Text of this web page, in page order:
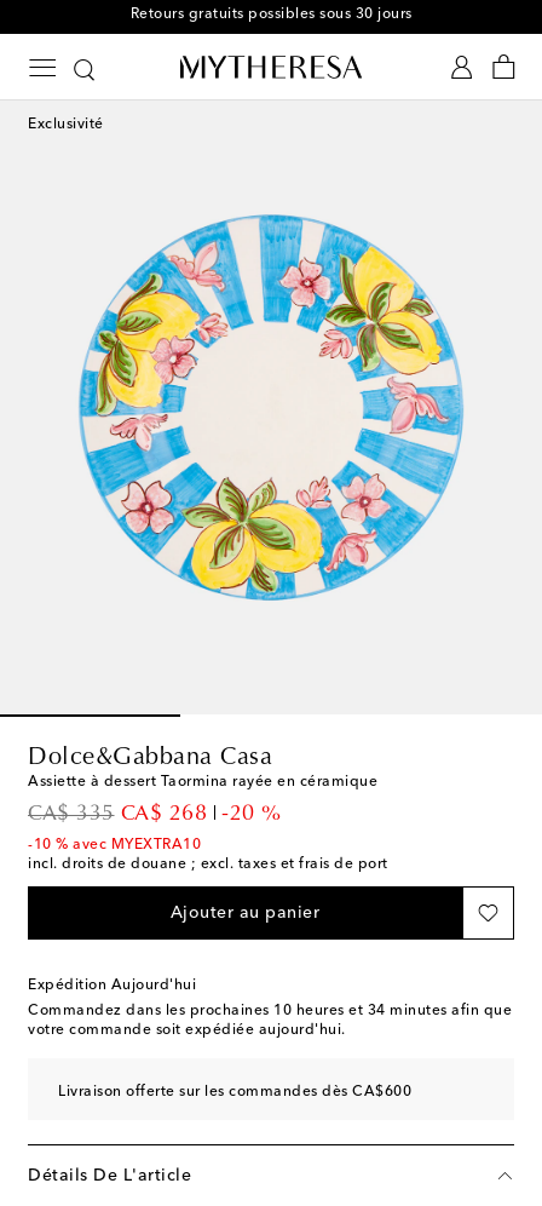
Retours gratuits possibles sous 30 jours
Exclusivité
Dolce&Gabbana Casa
Assiette à dessert Taormina rayée en céramique
CA$ 335
original priceCA$ 268
discount price
-20 %
-10 % avec MYEXTRA10
incl. droits de douane ; excl. taxes et frais de port
Ajouter au panier
Expédition Aujourd'hui
Commandez dans les prochaines 10 heures et 34 minutes afin que
votre commande soit expédiée aujourd'hui.
Livraison offerte sur les commandes dès CA$600
Détails De L'article